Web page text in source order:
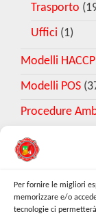
Per fornire le migliori
memorizzare e/o
tecnologie ci
Trasporto
Uffici (1)
Modelli HACCP
Modelli POS
Procedure